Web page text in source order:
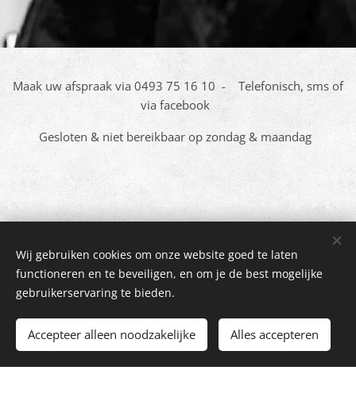
Maak uw afspraak via 0493 75 16 10 - Telefonisch, sms of
via facebook
Gesloten & niet bereikbaar op zondag & maandag
FemUnique Hair & Beauty
Blokweg 3, 8972 Proven - Tel: 0493 75 16 10 - Enkel op afspraak - BE05
Mogelijk gemaakt doorWebnode Cookies
Maak een gratis website. Begin
Wij gebruiken cookies om onze website goed te laten
functioneren en te beveiligen, en om je de best mogelijke
gebruikerservaring te bieden.
Accepteer alleen noodzakelijke Alles accepteren